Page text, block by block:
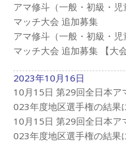
アマ修斗（一般・初級・
マッチ大会 追加募集
アマ修斗（一般・初級・
マッチ大会 追加募集 【大
2023年10月16日
10月15日 第29回全日本ア
023年度地区選手権の結果
10月15日 第29回全日本ア
023年度地区選手権の結果